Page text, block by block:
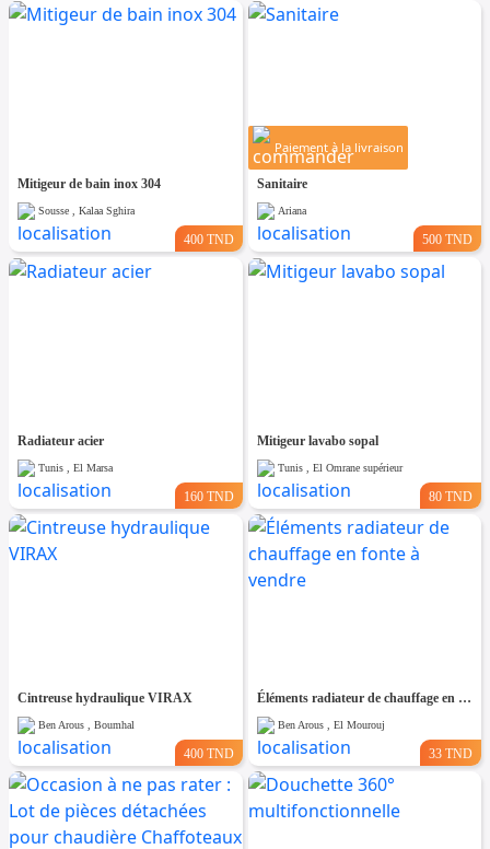
Mitigeur de bain inox 304
Sousse , Kalaa Sghira
400 TND
Paiement à la livraison
Sanitaire
Ariana
500 TND
Radiateur acier
Tunis , El Marsa
160 TND
Mitigeur lavabo sopal
Tunis , El Omrane supérieur
80 TND
Cintreuse hydraulique VIRAX
Ben Arous , Boumhal
400 TND
Éléments radiateur de chauffage en fonte à vendre
Ben Arous , El Mourouj
33 TND